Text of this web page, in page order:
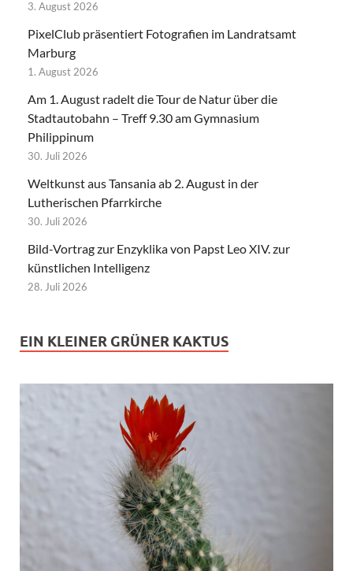
3. August 2026
PixelClub präsentiert Fotografien im Landratsamt
Marburg
1. August 2026
Am 1. August radelt die Tour de Natur über die
Stadtautobahn – Treff 9.30 am Gymnasium
Philippinum
30. Juli 2026
Weltkunst aus Tansania ab 2. August in der
Lutherischen Pfarrkirche
30. Juli 2026
Bild-Vortrag zur Enzyklika von Papst Leo XIV. zur
künstlichen Intelligenz
28. Juli 2026
EIN KLEINER GRÜNER KAKTUS